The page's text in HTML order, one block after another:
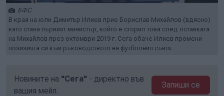
БФС
В края на юли Димитър Илиев прие Борислав Михайлов (вдясно)
като стана първият министър, който е сторил това след оставката
на Михайлов през октомври 2019 г. Сега обаче Илиев промени
позизията си към ръководството на футболния съюз.
Новините на "Сега" - директно във
вашия мейл.
Запиши се